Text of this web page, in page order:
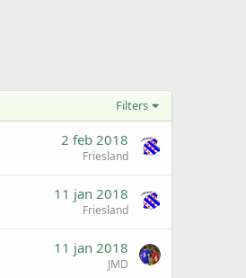
Filters
2 feb 2018
Friesland
11 jan 2018
Friesland
11 jan 2018
JMD